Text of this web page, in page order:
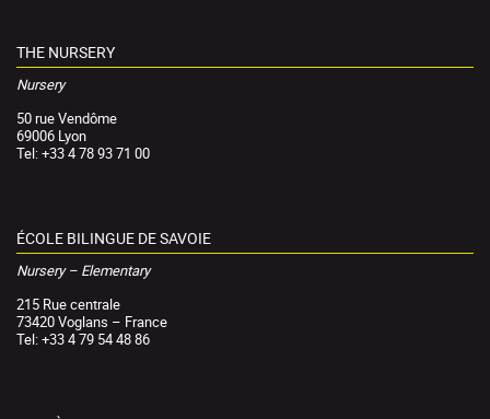
THE NURSERY
Nursery
50 rue Vendôme
69006 Lyon
Tel: +33 4 78 93 71 00
ÉCOLE BILINGUE DE SAVOIE
Nursery – Elementary
215 Rue centrale
73420 Voglans – France
Tel: +33 4 79 54 48 86